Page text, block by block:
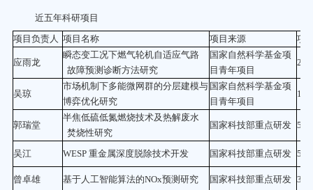
近五年科研项目
项目负责人 项目名称 项目来源 项
应雨龙
瞬态变工况下燃气轮机自适应气路
故障预测诊断方法研究
国家自然科学基金项
目青年项目
27
吴琼
市场机制下多能微网群的分层建模与
博弈优化研究
国家自然科学基金项
目青年项目
17.5
郭瑞堂
半焦低硫低氮燃烧技术及热解废水
焚烧性研究
国家科技部重点研发 50
吴江 WESP 重金属深度脱除技术开发 国家科技部重点研发 55
曾卓雄 基于人工智能算法的NOx预测研究 国家科技部重点研发 35